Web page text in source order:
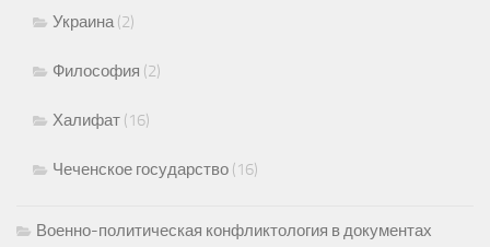
Украина(2)
Философия (2)
Халифат (16)
Чеченское государство (16)
Военно-политическая конфликтология в документах